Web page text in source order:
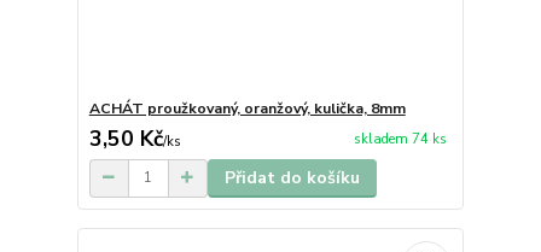
ACHÁT proužkovaný, oranžový, kulička, 8mm
3,50 Kč/ks skladem 74 ks
Přidat do košíku